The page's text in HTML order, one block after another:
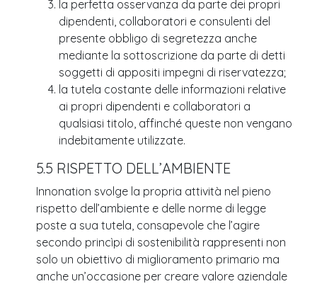
la perfetta osservanza da parte dei propri
dipendenti, collaboratori e consulenti del
presente obbligo di segretezza anche
mediante la sottoscrizione da parte di detti
soggetti di appositi impegni di riservatezza;
la tutela costante delle informazioni relative
ai propri dipendenti e collaboratori a
qualsiasi titolo, affinché queste non vengano
indebitamente utilizzate.
5.5 RISPETTO DELL’AMBIENTE
Innonation svolge la propria attività nel pieno
rispetto dell’ambiente e delle norme di legge
poste a sua tutela, consapevole che l’agire
secondo princìpi di sostenibilità rappresenti non
solo un obiettivo di miglioramento primario ma
anche un’occasione per creare valore aziendale